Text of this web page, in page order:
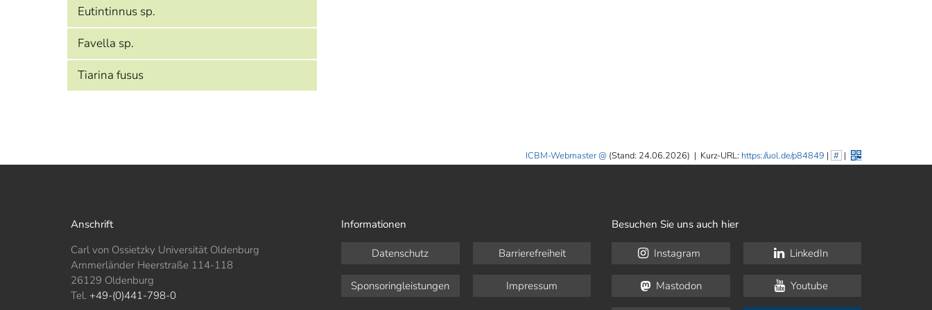
Eutintinnus sp.
Favella sp.
Tiarina fusus
ICBM-Webmaster (Stand: 24.06.2026) | Kurz-URL: https://uol.de/p84849 | # |
Anschrift
Carl von Ossietzky Universität Oldenburg
Ammerländer Heerstraße 114-118
26129 Oldenburg
Tel. +49-(0)441-798-0
Informationen
Datenschutz Barrierefreiheit
Sponsoringleistungen Impressum
Besuchen Sie uns auch hier
Instagram LinkedIn
Mastodon Youtube